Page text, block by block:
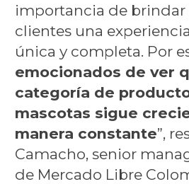
importancia de brindar
clientes una
única y completa. Por
emocionados de ver
categoría de
mascotas sigue
manera constante”,
Camacho, senior
de Mercado Libre